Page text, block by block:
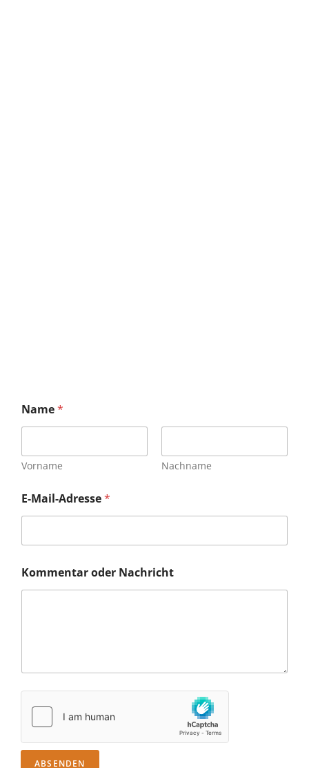
Name*
Vorname Nachname
E-Mail-Adresse*
Kommentar oder Nachricht
ABSENDEN